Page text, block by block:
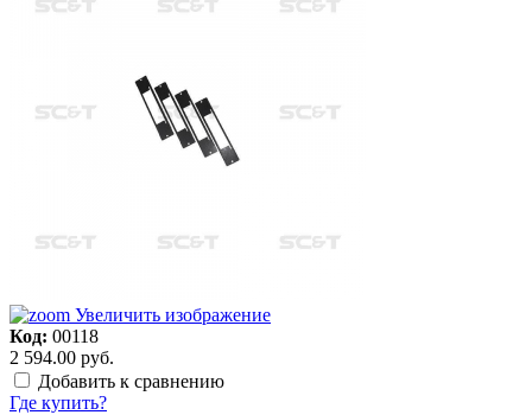
Увеличить изображение
Код: 00118
2 594.00 руб.
Добавить к сравнению
Где купить?